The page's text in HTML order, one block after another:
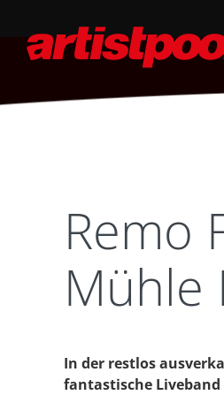
Remo
Mühle
In der restlos
fantastische